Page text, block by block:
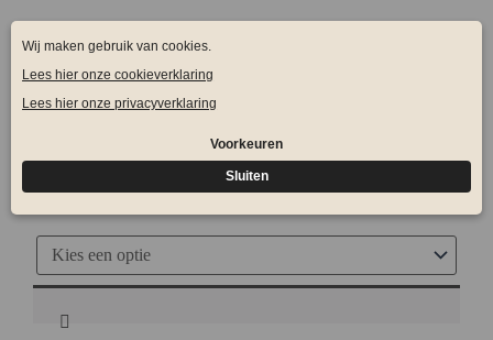
Beschikbaarheid: Op voorraad
Kleur kwastje naast de schelp